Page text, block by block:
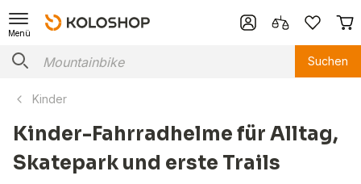
Menü
Suchen
Kinder
Kinder-Fahrradhelme für Alltag,
Skatepark und erste Trails